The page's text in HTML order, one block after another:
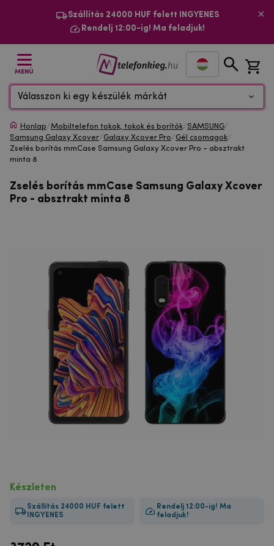
Szállítás 24000 HUF felett INGYENES
Rendelj 12:00-ig! Ma feladjuk!
MENÜ
Válasszon ki egy készülék márkát
Honlap/Mobiltelefon tokok, tokok és borítók/SAMSUNG/
Samsung Galaxy Xcover/Galaxy Xcover Pro/Gél csomagok/
Zselés borítás mmCase Samsung Galaxy Xcover Pro - absztrakt
minta 8
Zselés borítás mmCase Samsung Galaxy Xcover
Pro - absztrakt minta 8
Készleten
Szállítás 24000 HUF felett
INGYENES
Rendelj 12:00-ig! Ma
feladjuk!